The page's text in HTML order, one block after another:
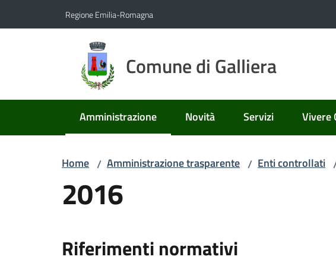
Regione Emilia-Romagna
Comune di Galliera
Amministrazione
Menu selezionato Novità Servizi Vivere
Home / Amministrazione trasparente / Enti controllati
2016
Riferimenti normativi